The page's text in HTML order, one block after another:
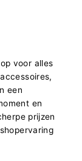
voor alles
een
en
prijzen